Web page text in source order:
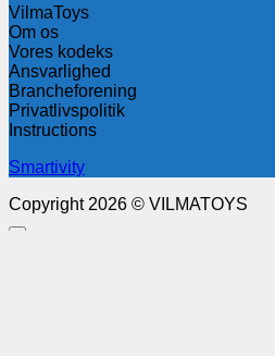
VilmaToys
Om os
Vores kodeks
Ansvarlighed
Brancheforening
Privatlivspolitik
Instructions
Smartivity
Copyright 2026 © VILMATOYS